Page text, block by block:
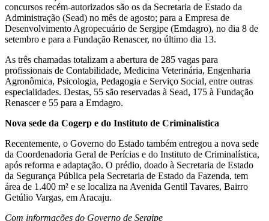
concursos recém-autorizados são os da Secretaria de Estado da
Administração (Sead) no mês de agosto; para a Empresa de
Desenvolvimento Agropecuário de Sergipe (Emdagro), no dia 8 de
setembro e para a Fundação Renascer, no último dia 13.
As três chamadas totalizam a abertura de 285 vagas para
profissionais de Contabilidade, Medicina Veterinária, Engenharia
Agronômica, Psicologia, Pedagogia e Serviço Social, entre outras
especialidades. Destas, 55 são reservadas à Sead, 175 à Fundação
Renascer e 55 para a Emdagro.
Nova sede da Cogerp e do Instituto de Criminalística
Recentemente, o Governo do Estado também entregou a nova sede
da Coordenadoria Geral de Perícias e do Instituto de Criminalística,
após reforma e adaptação. O prédio, doado à Secretaria de Estado
da Segurança Pública pela Secretaria de Estado da Fazenda, tem
área de 1.400 m² e se localiza na Avenida Gentil Tavares, Bairro
Getúlio Vargas, em Aracaju.
Com informações do Governo de Sergipe